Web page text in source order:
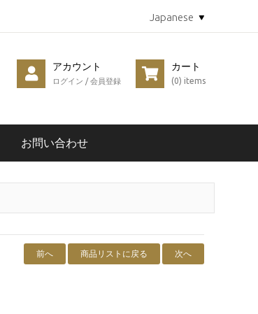
Japanese
アカウント
ログイン /会員登録
カート
(0) items
お問い合わせ
前へ 商品リストに戻る 次へ